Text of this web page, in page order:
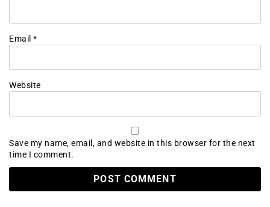
Email *
Website
Save my name, email, and website in this browser for the next
time I comment.